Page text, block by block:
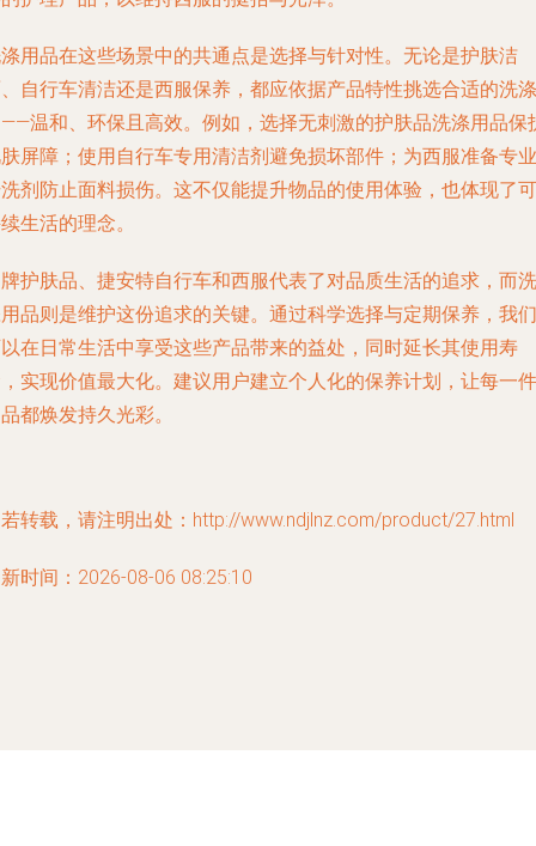
用品在这些场景中的共通点是选择与针对性。无论是护肤洁
自行车清洁还是西服保养，都应依据产品特性挑选合适的洗涤
温和、环保且高效。例如，选择无刺激的护肤品洗涤用品保
屏障；使用自行车专用清洁剂避免损坏部件；为西服准备专业
剂防止面料损伤。这不仅能提升物品的使用体验，也体现了可
生活的理念。
护肤品、捷安特自行车和西服代表了对品质生活的追求，而洗
品则是维护这份追求的关键。通过科学选择与定期保养，我们
在日常生活中享受这些产品带来的益处，同时延长其使用寿
实现价值最大化。建议用户建立个人化的保养计划，让每一件
都焕发持久光彩。
转载，请注明出处：http://www.ndjlnz.com/product/27.html
时间：2026-08-06 08:25:10